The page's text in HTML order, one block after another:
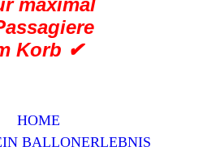
maximal
Korb ✔︎
HOME
BALLONERLEBNIS